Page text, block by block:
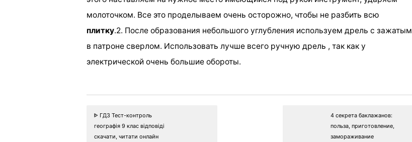
молоточком. Все это проделываем очень осторожно, чтобы не разбить всю
плитку.2. После образования небольшого углубления используем дрель с зажатым
в патроне сверлом. Использовать лучше всего ручную дрель , так как у
электрической очень большие обороты.
ᐈ ГДЗ Тест-контроль
географія 9 клас відповіді
скачати, читати онлайн
4 секрета баклажанов:
польза, приготовление,
замораживание